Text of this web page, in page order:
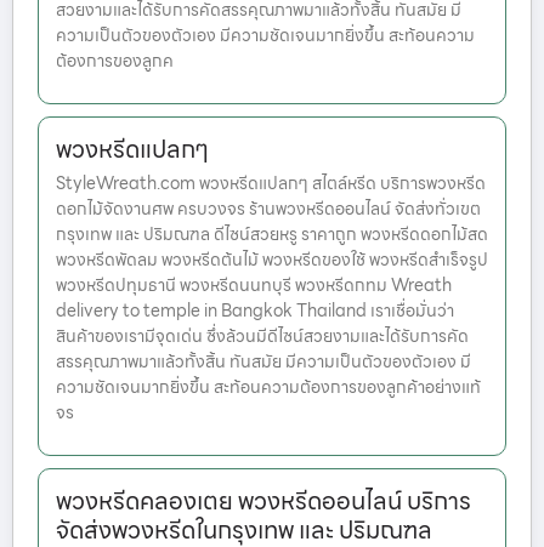
สวยงามและได้รับการคัดสรรคุณภาพมาแล้วทั้งสิ้น ทันสมัย มี
ความเป็นตัวของตัวเอง มีความชัดเจนมากยิ่งขึ้น สะท้อนความ
ต้องการของลูกค
พวงหรีดแปลกๆ
StyleWreath.com พวงหรีดแปลกๆ สไตล์หรีด บริการพวงหรีด
ดอกไม้จัดงานศพ ครบวงจร ร้านพวงหรีดออนไลน์ จัดส่งทั่วเขต
กรุงเทพ และ ปริมณฑล ดีไซน์สวยหรู ราคาถูก พวงหรีดดอกไม้สด
พวงหรีดพัดลม พวงหรีดต้นไม้ พวงหรีดของใช้ พวงหรีดสำเร็จรูป
พวงหรีดปทุมธานี พวงหรีดนนทบุรี พวงหรีดกทม Wreath
delivery to temple in Bangkok Thailand เราเชื่อมั่นว่า
สินค้าของเรามีจุดเด่น ซึ่งล้วนมีดีไซน์สวยงามและได้รับการคัด
สรรคุณภาพมาแล้วทั้งสิ้น ทันสมัย มีความเป็นตัวของตัวเอง มี
ความชัดเจนมากยิ่งขึ้น สะท้อนความต้องการของลูกค้าอย่างแท้
จร
พวงหรีดคลองเตย พวงหรีดออนไลน์ บริการ
จัดส่งพวงหรีดในกรุงเทพ และ ปริมณฑล